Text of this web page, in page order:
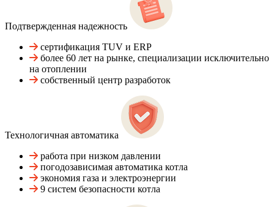
Подтвержденная надежность
сертификация TUV и ERP
более 60 лет на рынке, специализации исключительно
на отоплении
собственный центр разработок
Технологичная автоматика
работа при низком давлении
погодозависимая автоматика котла
экономия газа и электроэнергии
9 систем безопасности котла